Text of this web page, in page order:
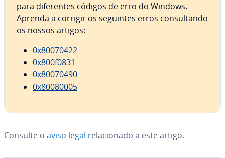
para di­fe­ren­tes códigos de erro do Windows.
Aprenda a corrigir os seguintes erros con­sul­tando
os nossos artigos:
0x80070422
0x800f0831
0x80070490
0x80080005
Consulte o aviso legal re­la­ci­o­nado a este artigo.